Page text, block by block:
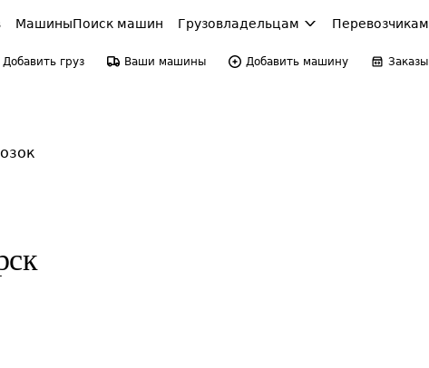
МашиныПоиск машин Грузовладельцам Перевозчикам
Добавить груз Ваши машины Добавить машину Заказы